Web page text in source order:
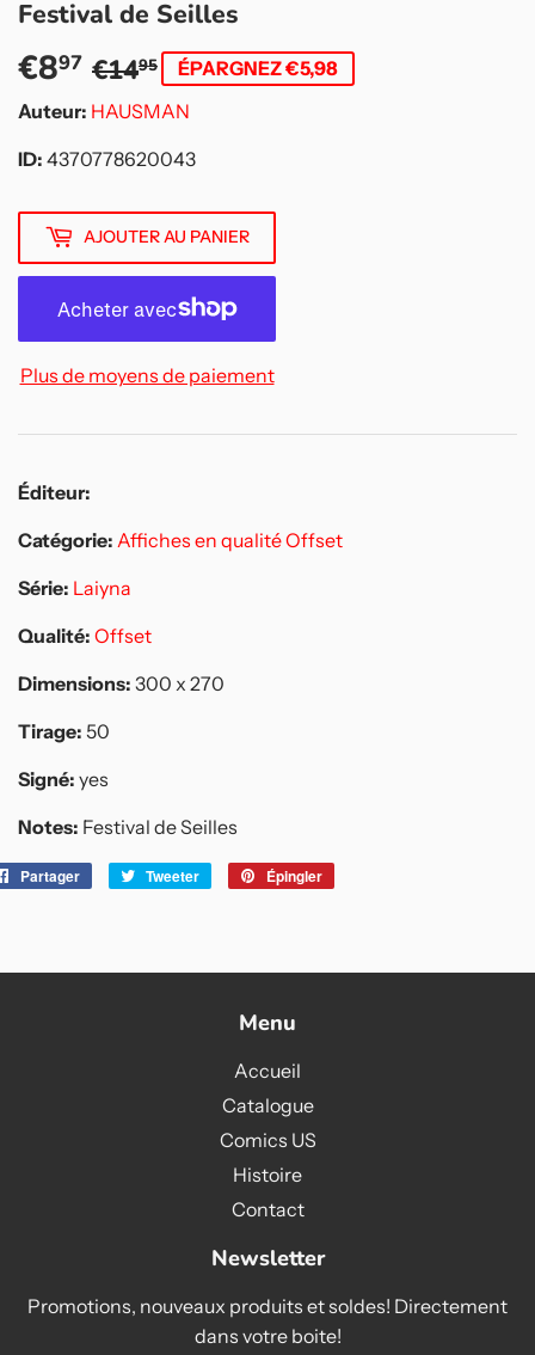
Festival de Seilles
€897 €1495Prix
régulier
€14,95
Prix
réduit
€8,97
ÉPARGNEZ €5,98
Auteur: HAUSMAN
ID: 4370778620043
AJOUTER AU PANIER
Plus de moyens de paiement
Éditeur:
Catégorie: Affiches en qualité Offset
Série: Laiyna
Qualité: Offset
Dimensions: 300 x 270
Tirage: 50
Signé: yes
Notes: Festival de Seilles
Partager
PartagerTweeter
Tweeter
Épingler
Menu
Accueil
Catalogue
Comics US
Histoire
Contact
Newsletter
Promotions, nouveaux produits et soldes! Directement
dans votre boite!